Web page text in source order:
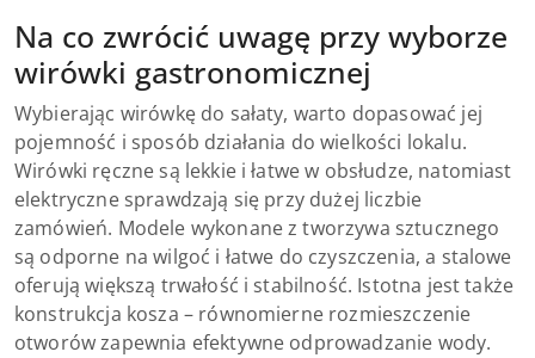
Na co zwrócić uwagę przy wyborze
wirówki gastronomicznej
Wybierając wirówkę do sałaty, warto dopasować jej
pojemność i sposób działania do wielkości lokalu.
Wirówki ręczne są lekkie i łatwe w obsłudze, natomiast
elektryczne sprawdzają się przy dużej liczbie
zamówień. Modele wykonane z tworzywa sztucznego
są odporne na wilgoć i łatwe do czyszczenia, a stalowe
oferują większą trwałość i stabilność. Istotna jest także
konstrukcja kosza – równomierne rozmieszczenie
otworów zapewnia efektywne odprowadzanie wody.